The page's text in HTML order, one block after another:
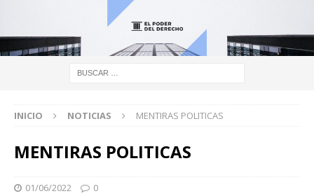
INICIO NOTICIAS MENTIRAS POLITICAS
MENTIRAS POLITICAS
01/06/2022 0